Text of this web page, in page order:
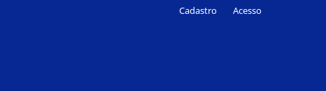
Cadastro Acesso